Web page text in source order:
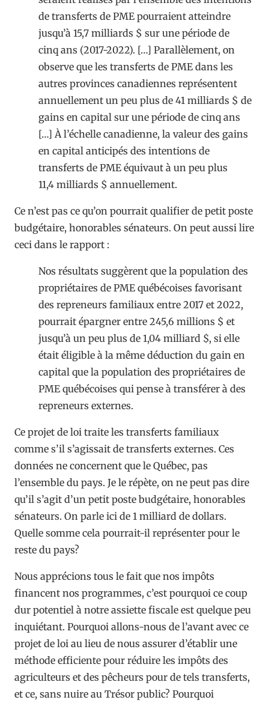
de transferts de PME pourraient atteindre
jusqu’à 15,7 milliards $ sur une période de
cinq ans (2017-2022). […] Parallèlement, on
observe que les transferts de PME dans les
autres provinces canadiennes représentent
annuellement un peu plus de 41 milliards $ de
gains en capital sur une période de cinq ans
[…] À l’échelle canadienne, la valeur des gains
en capital anticipés des intentions de
transferts de PME équivaut à un peu plus
11,4 milliards $ annuellement.
Ce n’est pas ce qu’on pourrait qualifier de petit poste
budgétaire, honorables sénateurs. On peut aussi lire
ceci dans le rapport :
Nos résultats suggèrent que la population des
propriétaires de PME québécoises favorisant
des repreneurs familiaux entre 2017 et 2022,
pourrait épargner entre 245,6 millions $ et
jusqu’à un peu plus de 1,04 milliard $, si elle
était éligible à la même déduction du gain en
capital que la population des propriétaires de
PME québécoises qui pense à transférer à des
repreneurs externes.
Ce projet de loi traite les transferts familiaux
comme s’il s’agissait de transferts externes. Ces
données ne concernent que le Québec, pas
l’ensemble du pays. Je le répète, on ne peut pas dire
qu’il s’agit d’un petit poste budgétaire, honorables
sénateurs. On parle ici de 1 milliard de dollars.
Quelle somme cela pourrait-il représenter pour le
reste du pays?
Nous apprécions tous le fait que nos impôts
financent nos programmes, c’est pourquoi ce coup
dur potentiel à notre assiette fiscale est quelque peu
inquiétant. Pourquoi allons-nous de l’avant avec ce
projet de loi au lieu de nous assurer d’établir une
méthode efficiente pour réduire les impôts des
agriculteurs et des pêcheurs pour de tels transferts,
et ce, sans nuire au Trésor public? Pourquoi